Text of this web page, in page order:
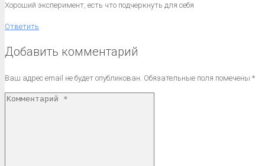
Хороший эксперимент, есть что подчеркнуть для себя
Ответить
Добавить комментарий
Ваш адрес email не будет опубликован. Обязательные поля помечены *